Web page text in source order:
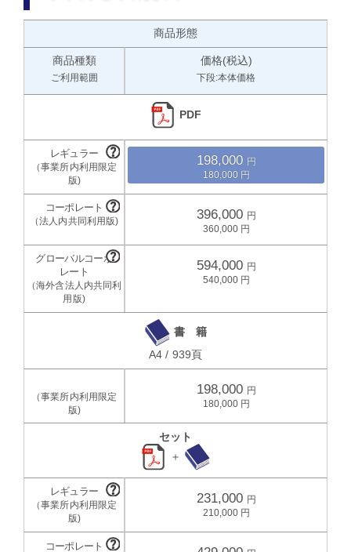
商品形態
商品種類
ご利用範囲
価格(税込)
下段:本体価格
PDF
198,000
180,000
396,000
360,000
594,000
540,000
書 籍
A4 / 939頁
198,000
180,000
セット
＋
231,000
210,000